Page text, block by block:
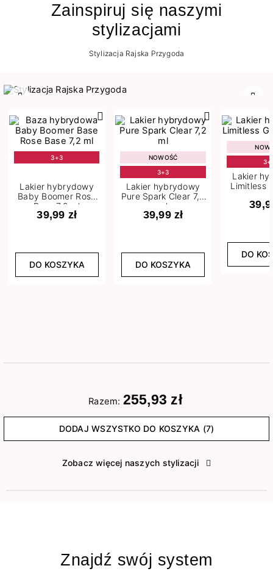
Zainspiruj się naszymi
stylizacjami
Stylizacja Rajska Przygoda
3+3
Lakier hybrydowy
Baby Boomer Rose
Base 7,2 ml
39,99 zł
DO KOSZYKA
NOWOŚĆ
3+3
Lakier hybrydowy
Pure Spark Clear 7,2
ml
39,99 zł
DO KOSZYKA
Lakier
Limitless
DO
Razem: 255,93 zł
DODAJ WSZYSTKO DO KOSZYKA (7)
Zobacz więcej naszych stylizacji
Znajdź swój system